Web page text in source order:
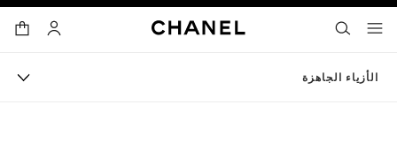
القائمة- المتصفح الرئيسي
- المتصفح الرئيسي
البحث الحساب
حقيبة
الأزياء الجاهزة